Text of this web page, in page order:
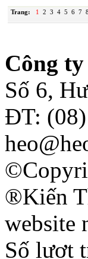
Trang: 1 2 3 4 5 6 7 8
Công
Số 6,
ĐT:
®Kiến
website
Số lượt